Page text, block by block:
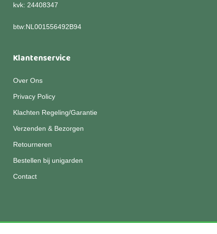
kvk: 24408347
btw:NL001556492B94
Klantenservice
Over Ons
Privacy Policy
Klachten Regeling/Garantie
Verzenden & Bezorgen
Retourneren
Bestellen bij unigarden
Contact